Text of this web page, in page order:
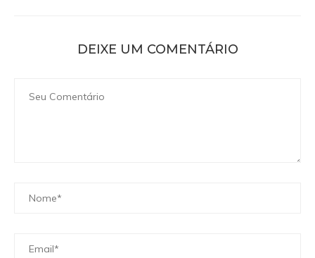
DEIXE UM COMENTÁRIO